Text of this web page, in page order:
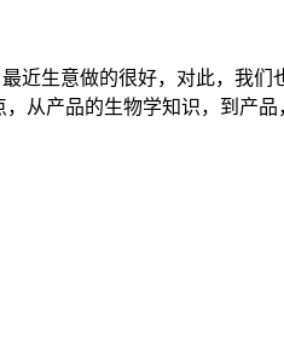
近生意做的很好，对此，我
从产品的生物学知识，到产